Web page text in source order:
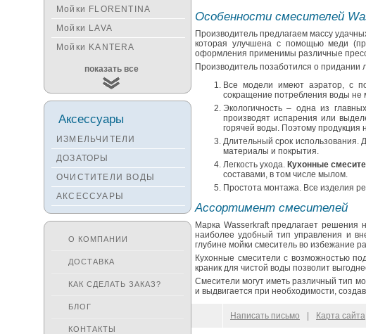
Особенности смесителей
Производитель предлагаем массу
которая улучшена с помощью меди
оформления применимы различные
Производитель позаботился о придании
Все модели имеют аэратор, с
сокращение потребления воды
Экологичность – одна из
производят испарения или
горячей воды. Поэтому продукция
Длительный срок использования.
материалы и покрытия.
Легкость ухода. Кухонные
составами, в том числе мылом.
Простота монтажа. Все изделия
Ассортимент смесителей
Марка Wasserkraft предлагает решения
наиболее удобный тип управления и
глубине мойки смеситель во избежание
Кухонные смесители с возможностью
краник для чистой воды позволит
Смесители могут иметь различный тип
и выдвигается при необходимости,
Мойки FLORENTINA
Мойки LAVA
Мойки KANTERA
Мойки KUCHENSTERN
Мойки ALVEUS
Мойки TEKA
Мойки ZORG
Мойки SEAMAN
Мойки ZIGMUND&SHTAIN
Мойки OULIN
Мойки PAULMARK
показать все
Аксессуары
ИЗМЕЛЬЧИТЕЛИ
ДОЗАТОРЫ
ОЧИСТИТЕЛИ ВОДЫ
АКСЕССУАРЫ
О КОМПАНИИ
ДОСТАВКА
КАК СДЕЛАТЬ ЗАКАЗ?
БЛОГ
КОНТАКТЫ
Написать письмо Карта сайта